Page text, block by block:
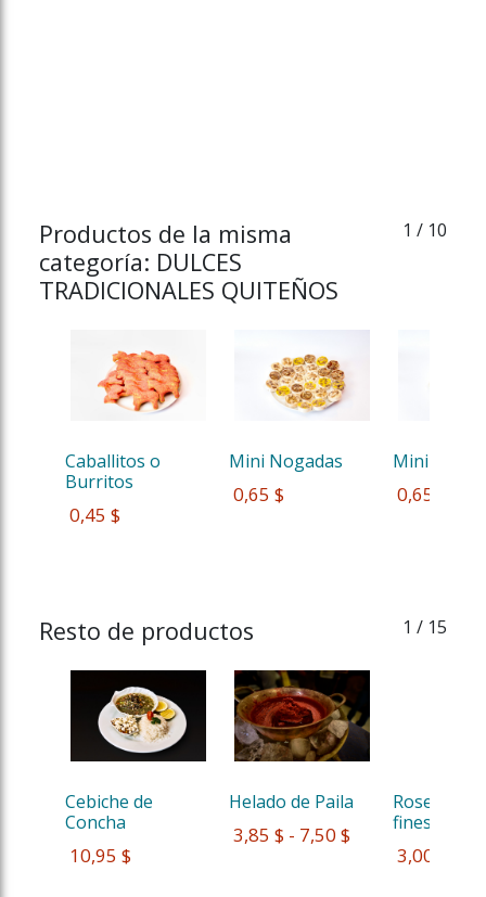
Productos de la misma
categoría: DULCES
TRADICIONALES QUITEÑOS
1 / 10
Caballitos o
Burritos
0,45 $
Mini Nogadas
0,65 $
Mini
0,65 $
Resto de productos 1 / 15
Cebiche de
Concha
10,95 $
Helado de Paila
3,85 $ - 7,50 $
Rosero
fines de s...
3,00 $